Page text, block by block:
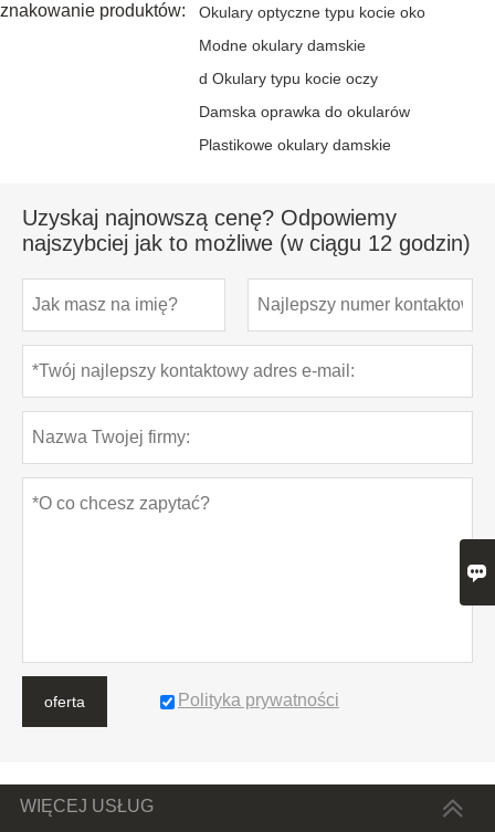
znakowanie produktów:
Okulary optyczne typu kocie oko
Modne okulary damskie
d Okulary typu kocie oczy
Damska oprawka do okularów
Plastikowe okulary damskie
Uzyskaj najnowszą cenę? Odpowiemy
najszybciej jak to możliwe (w ciągu 12 godzin)
oferta Polityka prywatności
WIĘCEJ USŁUG
